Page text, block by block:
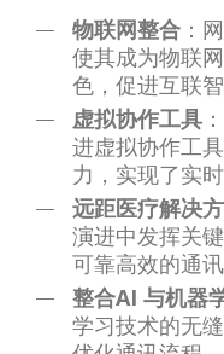
物联网整合 ：
使其成为物联
色，促进互联
虚拟协作工具
进虚拟协作工
力，实现了实时
远距医疗解决
演进中发挥关
可靠高效的通讯
整合AI 与机器
学习技术的无